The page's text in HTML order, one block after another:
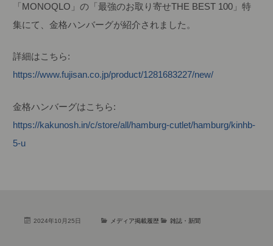
「MONOQLO」の「最強のお取り寄せTHE BEST 100」特
集にて、金格ハンバーグが紹介されました。
詳細はこちら:
https://www.fujisan.co.jp/product/1281683227/new/
金格ハンバーグはこちら:
https://kakunosh.in/c/store/all/hamburg-cutlet/hamburg/kinhb-
5-u
2024年10月25日 メディア掲載履歴 雑誌・新聞